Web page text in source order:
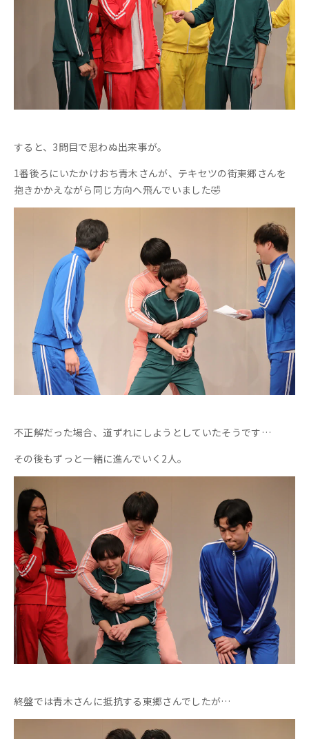
すると、3問目で思わぬ出来事が。
1番後ろにいたかけおち青木さんが、テキセツの街東郷さんを
抱きかかえながら同じ方向へ飛んでいました🤣
不正解だった場合、道ずれにしようとしていたそうです…
その後もずっと一緒に進んでいく2人。
終盤では青木さんに抵抗する東郷さんでしたが…